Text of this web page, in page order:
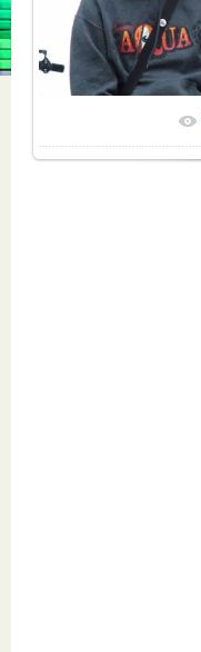
Размер